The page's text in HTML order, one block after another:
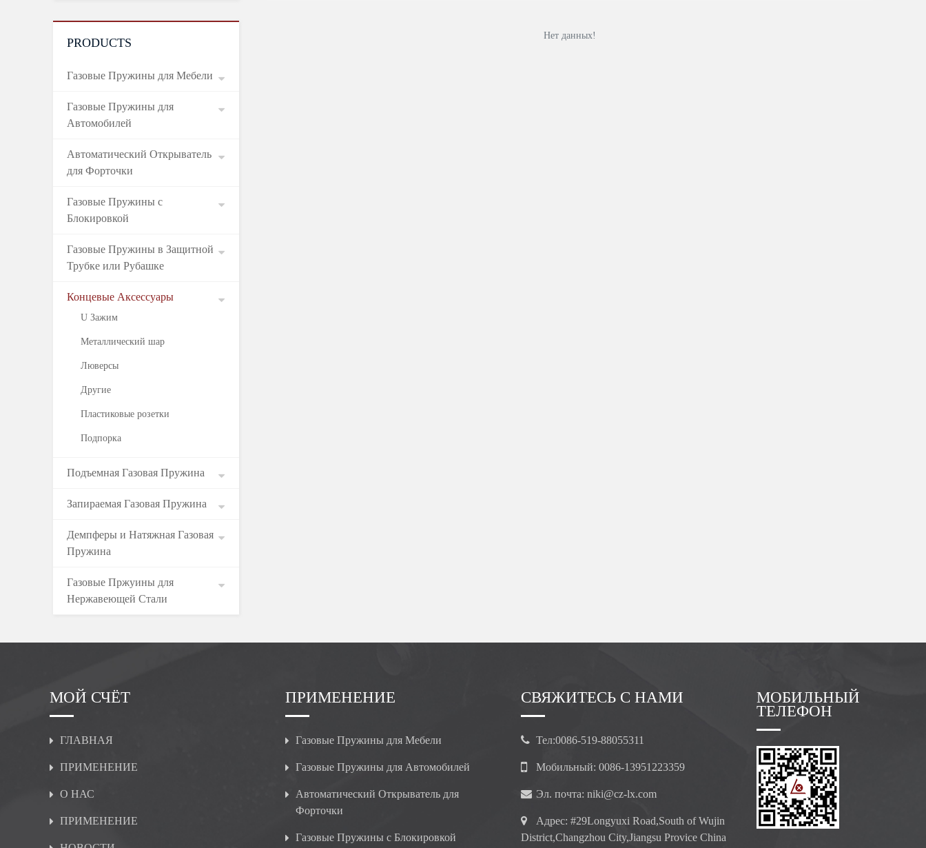
PRODUCTS
Газовые Пружины для Мебели
Газовые Пружины для
Автомобилей
Автоматический Открыватель
для Форточки
Газовые Пружины с
Блокировкой
Газовые Пружины в Защитной
Трубке или Рубашке
Концевые Аксессуары
U Зажим
Металлический шар
Люверсы
Другие
Пластиковые розетки
Подпорка
Подъемная Газовая Пружина
Запираемая Газовая Пружина
Демпферы и Натяжная Газовая
Пружина
Газовые Пржуины для
Нержавеющей Стали
Нет данных!
МОЙ СЧЁТ
ГЛАВНАЯ
ПРИМЕНЕНИЕ
О НАС
ПРИМЕНЕНИЕ
ПРИМЕНЕНИЕ
Газовые Пружины для Мебели
Газовые Пружины для Автомобилей
Автоматический Открыватель для
Форточки
Газовые Пружины с Блокировкой
СВЯЖИТЕСЬ С НАМИ
Тел:0086-519-88055311
Мобильный: 0086-13951223359
Эл. почта: niki@cz-lx.com
Адрес: #29Longyuxi Road,South of Wujin
District,Changzhou City,Jiangsu Provice China
МОБИЛЬНЫЙ
ТЕЛЕФОН